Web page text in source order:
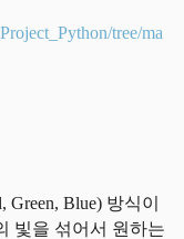
tree/ma
Blue) 방식이
빛을 섞어서 원하는